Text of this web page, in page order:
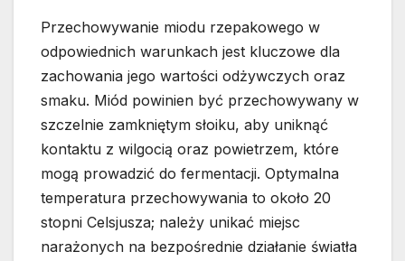
Przechowywanie miodu rzepakowego w
odpowiednich warunkach jest kluczowe dla
zachowania jego wartości odżywczych oraz
smaku. Miód powinien być przechowywany w
szczelnie zamkniętym słoiku, aby uniknąć
kontaktu z wilgocią oraz powietrzem, które
mogą prowadzić do fermentacji. Optymalna
temperatura przechowywania to około 20
stopni Celsjusza; należy unikać miejsc
narażonych na bezpośrednie działanie światła